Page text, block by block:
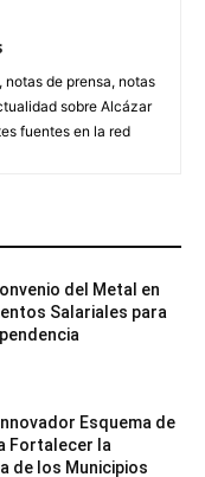
de prensa, notas
sobre Alcázar
fuentes en la red
del Metal en
Salariales para
Esquema de
Fortalecer la
de los Municipios